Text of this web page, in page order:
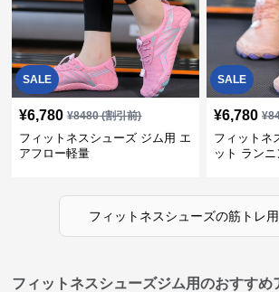
SALE
¥6,780 ¥8480(割引前)
フィットネスシューズ ジム用 エ
アフロー軽量
SALE
¥6,780 ¥
フィットネ
ット ラン
フィットネスシューズの筋トレ用
フィットネスシューズジム用のおすすめ